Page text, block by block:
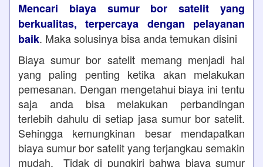
Mencari biaya sumur bor satelit yang
berkualitas, terpercaya dengan pelayanan
baik. Maka solusinya bisa anda temukan disini
Biaya sumur bor satelit memang menjadi hal
yang paling penting ketika akan melakukan
pemesanan. Dengan mengetahui biaya ini tentu
saja anda bisa melakukan perbandingan
terlebih dahulu di setiap jasa sumur bor satelit.
Sehingga kemungkinan besar mendapatkan
biaya sumur bor satelit yang terjangkau semakin
mudah. Tidak di pungkiri bahwa biaya sumur